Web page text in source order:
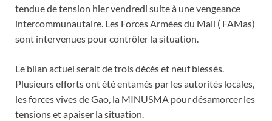
tendue de tension hier vendredi suite à une vengeance
intercommunautaire. Les Forces Armées du Mali ( FAMas)
sont intervenues pour contrôler la situation.
Le bilan actuel serait de trois décès et neuf blessés.
Plusieurs efforts ont été entamés par les autorités locales,
les forces vives de Gao, la MINUSMA pour désamorcer les
tensions et apaiser la situation.